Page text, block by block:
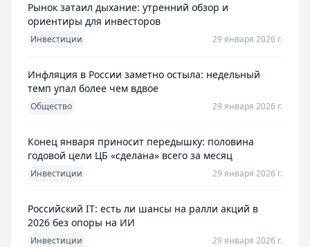
Рынок затаил дыхание: утренний обзор и
ориентиры для инвесторов
Инвестиции 29 января 2026 г.
Инфляция в России заметно остыла: недельный
темп упал более чем вдвое
Общество 29 января 2026 г.
Конец января приносит передышку: половина
годовой цели ЦБ «сделана» всего за месяц
Инвестиции 29 января 2026 г.
Российский IT: есть ли шансы на ралли акций в
2026 без опоры на ИИ
Инвестиции 29 января 2026 г.